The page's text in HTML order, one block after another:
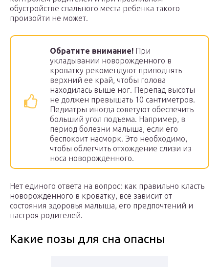
обустройстве спального места ребенка такого
произойти не может.
Обратите внимание! При
укладывании новорожденного в
кроватку рекомендуют приподнять
верхний ее край, чтобы голова
находилась выше ног. Перепад высоты
не должен превышать 10 сантиметров.
Педиатры иногда советуют обеспечить
больший угол подъема. Например, в
период болезни малыша, если его
беспокоит насморк. Это необходимо,
чтобы облегчить отхождение слизи из
носа новорожденного.
Нет единого ответа на вопрос: как правильно класть
новорожденного в кроватку, все зависит от
состояния здоровья малыша, его предпочтений и
настроя родителей.
Какие позы для сна опасны